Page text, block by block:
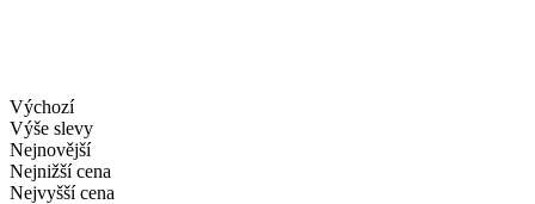
Výchozí
Výše slevy
Nejnovější
Nejnižší cena
Nejvyšší cena